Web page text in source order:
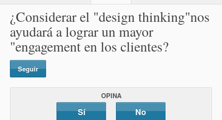
¿Considerar el "design thinking"nos
ayudará a lograr un mayor
"engagement en los clientes?
Seguir
OPINA
Sí No